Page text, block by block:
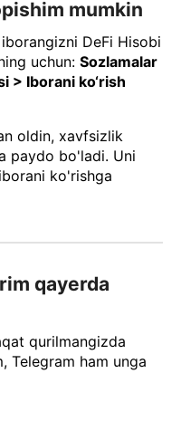
mumkin
DeFi Hisobi
uchun: Sozlamalar
> Iborani ko‘rish
oldin, xavfsizlik
paydo bo'ladi. Uni
ko'rishga
qayerda
qurilmangizda
Telegram ham unga